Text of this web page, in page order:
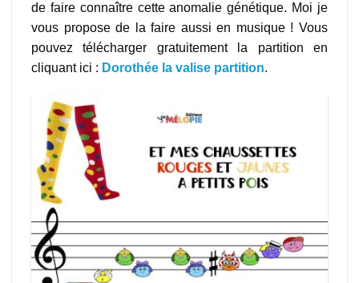
de faire connaître cette anomalie génétique. Moi je
vous propose de la faire aussi en musique ! Vous
pouvez télécharger gratuitement la partition en
cliquant ici : Dorothée la valise partition.